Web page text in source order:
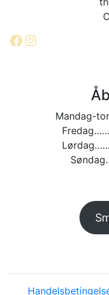
Facebook
Instagram
Mandag-